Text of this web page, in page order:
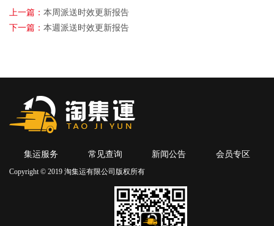
上一篇： 本周派送时效更新报告
下一篇： 本週派送时效更新报告
集运服务 常见查询 新闻公告 会员专区
Copyright © 2019 淘集运有限公司版权所有